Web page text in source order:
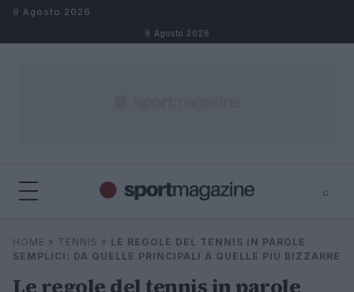
Salta al contenuto
9 Agosto 2026
9 Agosto 2026
⌕
Cerca
HOME » TENNIS » LE REGOLE DEL TENNIS IN PAROLE
SEMPLICI: DA QUELLE PRINCIPALI A QUELLE PIÙ BIZZARRE